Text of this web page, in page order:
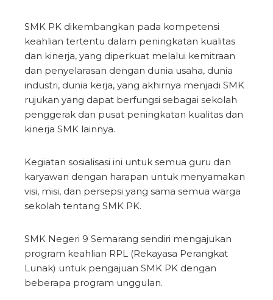
SMK PK dikembangkan pada kompetensi
keahlian tertentu dalam peningkatan kualitas
dan kinerja, yang diperkuat melalui kemitraan
dan penyelarasan dengan dunia usaha, dunia
industri, dunia kerja, yang akhirnya menjadi SMK
rujukan yang dapat berfungsi sebagai sekolah
penggerak dan pusat peningkatan kualitas dan
kinerja SMK lainnya.
Kegiatan sosialisasi ini untuk semua guru dan
karyawan dengan harapan untuk menyamakan
visi, misi, dan persepsi yang sama semua warga
sekolah tentang SMK PK.
SMK Negeri 9 Semarang sendiri mengajukan
program keahlian RPL (Rekayasa Perangkat
Lunak) untuk pengajuan SMK PK dengan
beberapa program unggulan.